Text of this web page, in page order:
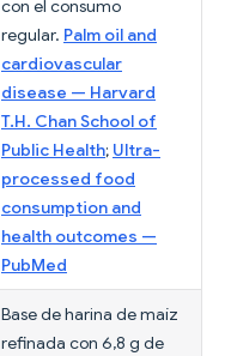
con el consumo
regular. Palm oil and
cardiovascular
disease — Harvard
T.H. Chan School of
Public Health; Ultra-
processed food
consumption and
health outcomes —
PubMed
Base de harina de maíz
refinada con 6,8 g de